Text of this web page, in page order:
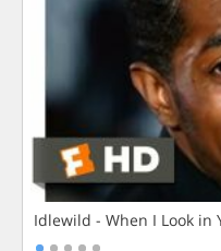
Idlewild - When I Look in